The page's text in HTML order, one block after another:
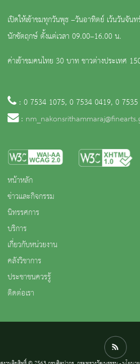
เปิดให้เข้าชมทุกวันพุธ –วันอาทิตย์ เว้นวันจัน
นักขัตฤกษ์ ตั้งแต่เวลา 09.00–16.00 น.
ค่าเข้าชมคนไทย 30 บาท ชาวต่างประเทศ
: 0 7534 1075, 0 7534 0419, 0
:
หน้าหลัก
ข่าวและกิจกรรม
นิทรรศการ
บริการ
เกี่ยวกับหน่วยงาน
คลังวิชาการ
ประชาชนควรรู้
ติดต่อเรา